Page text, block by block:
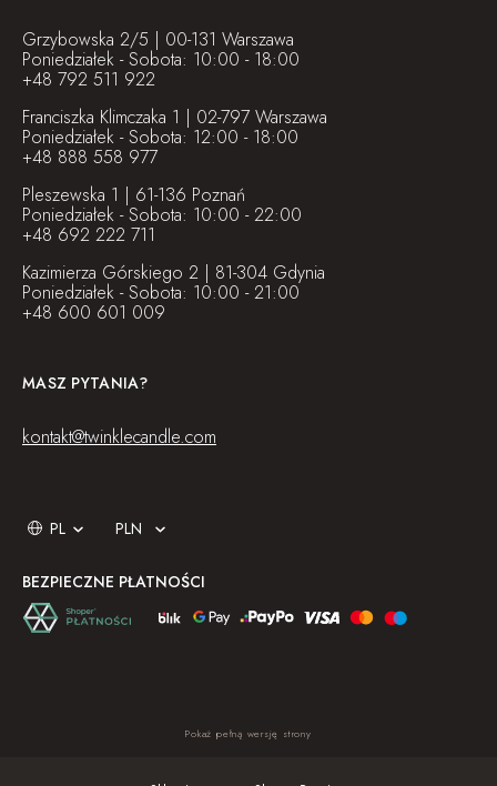
Grzybowska 2/5 | 00-131 Warszawa
Poniedziałek - Sobota: 10:00 - 18:00
+48 792 511 922
Franciszka Klimczaka 1 | 02-797 Warszawa
Poniedziałek - Sobota: 12:00 - 18:00
+48 888 558 977
Pleszewska 1 | 61-136 Poznań
Poniedziałek - Sobota: 10:00 - 22:00
+48 692 222 711
Kazimierza Górskiego 2 | 81-304 Gdynia
Poniedziałek - Sobota: 10:00 - 21:00
+48 600 601 009
MASZ PYTANIA?
kontakt@twinklecandle.com
BEZPIECZNE PŁATNOŚCI
Pokaż pełną wersję strony